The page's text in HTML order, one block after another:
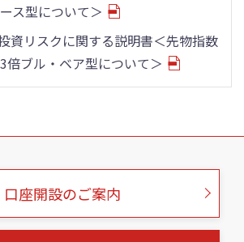
ス型について＞
資リスクに関する説明書＜先物指数
倍ブル・ベア型について＞
口座開設のご案内